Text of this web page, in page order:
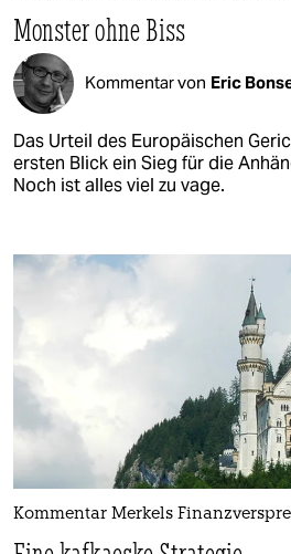
Monster ohne Biss
Kommentar von Eric
Das Urteil des Europäischen
ersten Blick ein Sieg für die
Noch ist alles viel zu vage.
Kommentar Merkels